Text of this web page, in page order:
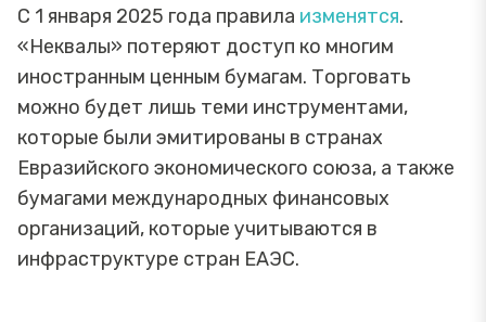
С 1 января 2025 года правила изменятся.
«Неквалы» потеряют доступ ко многим
иностранным ценным бумагам. Торговать
можно будет лишь теми инструментами,
которые были эмитированы в странах
Евразийского экономического союза, а также
бумагами международных финансовых
организаций, которые учитываются в
инфраструктуре стран ЕАЭС.